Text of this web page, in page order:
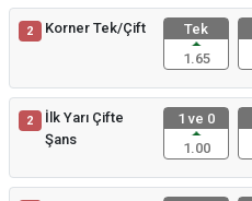
2 Korner Tek/Çift
Tek
1.65
2
İlk Yarı Çifte
Şans
1 ve 0
1.00